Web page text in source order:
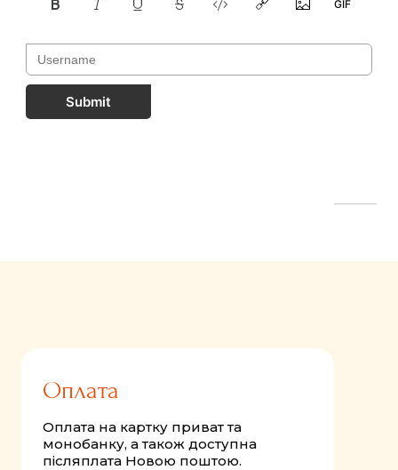
Submit
Оплата
Оплата на картку приват та
монобанку, а також доступна
післяплата Новою поштою.